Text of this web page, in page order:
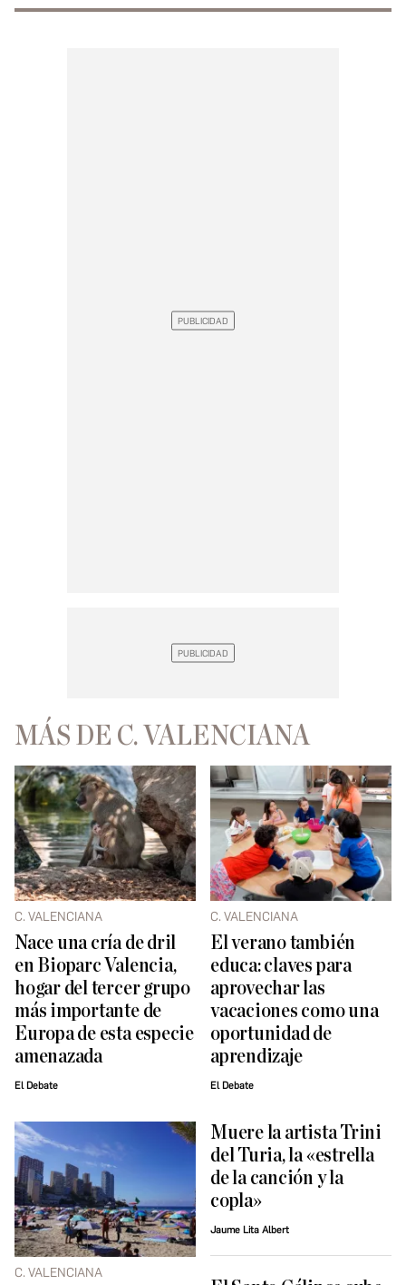
MÁS DE C. VALENCIANA
C. VALENCIANA
Nace una cría de dril
en Bioparc Valencia,
hogar del tercer grupo
más importante de
Europa de esta especie
amenazada
El Debate
C. VALENCIANA
El verano también
educa: claves para
aprovechar las
vacaciones como una
oportunidad de
aprendizaje
El Debate
C. VALENCIANA
Muere la artista Trini
del Turia, la «estrella
de la canción y la
copla»
Jaume Lita Albert